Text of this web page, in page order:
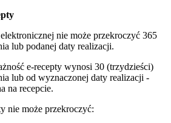
nie może przekroczyć 365
lub podanej daty realizacji.
e-recepty wynosi 30 (trzydzieści)
lub od wyznaczonej daty realizacji -
na recepcie.
nie może przekroczyć: